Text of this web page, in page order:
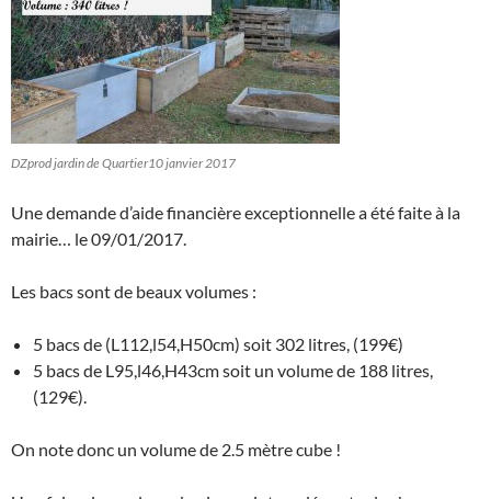
DZprod jardin de Quartier10 janvier 2017
Une demande d’aide financière exceptionnelle a été faite à la
mairie… le 09/01/2017.
Les bacs sont de beaux volumes :
5 bacs de (L112,l54,H50cm) soit 302 litres, (199€)
5 bacs de L95,l46,H43cm soit un volume de 188 litres,
(129€).
On note donc un volume de 2.5 mètre cube !